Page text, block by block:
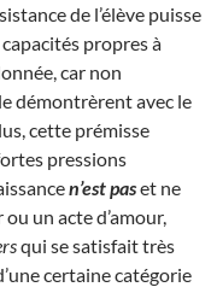
de l’élève puisse
propres à
car non
démontrèrent avec le
cette prémisse
pressions
n’est paset ne
ou un acte d’amour,
qui se satisfait très
certaine catégorie